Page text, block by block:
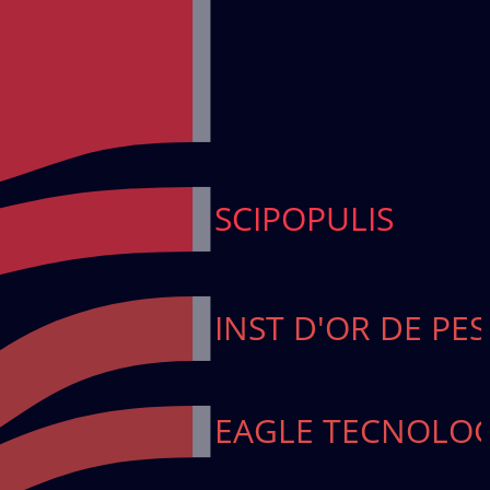
SCIPOPULIS
INST D'OR DE
EAGLE